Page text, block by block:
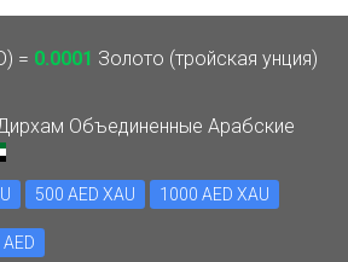
= 0.0001 Золото (тройская унция)
Объединенные Арабские
500 AED XAU 1000 AED XAU